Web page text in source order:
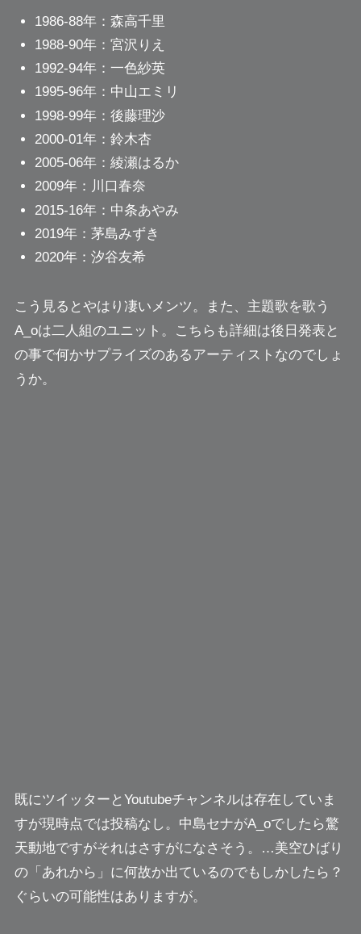
1986-88年：森高千里
1988-90年：宮沢りえ
1992-94年：一色紗英
1995-96年：中山エミリ
1998-99年：後藤理沙
2000-01年：鈴木杏
2005-06年：綾瀬はるか
2009年：川口春奈
2015-16年：中条あやみ
2019年：茅島みずき
2020年：汐谷友希
こう見るとやはり凄いメンツ。また、主題歌を歌う
A_oは二人組のユニット。こちらも詳細は後日発表と
の事で何かサプライズのあるアーティストなのでしょ
うか。
既にツイッターとYoutubeチャンネルは存在していま
すが現時点では投稿なし。中島セナがA_oでしたら驚
天動地ですがそれはさすがになさそう。…美空ひばり
の「あれから」に何故か出ているのでもしかしたら？
ぐらいの可能性はありますが。